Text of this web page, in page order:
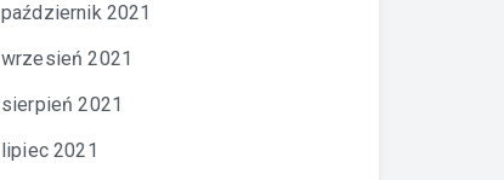
październik 2021
wrzesień 2021
sierpień 2021
lipiec 2021